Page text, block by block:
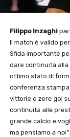
Filippo Inzaghi
Il match è valido
Sfida importante
dare continuità
ottimo stato di
conferenza
vittorie e zero gol
continuità alle
grande calcio e
ma pensiamo a noi”.